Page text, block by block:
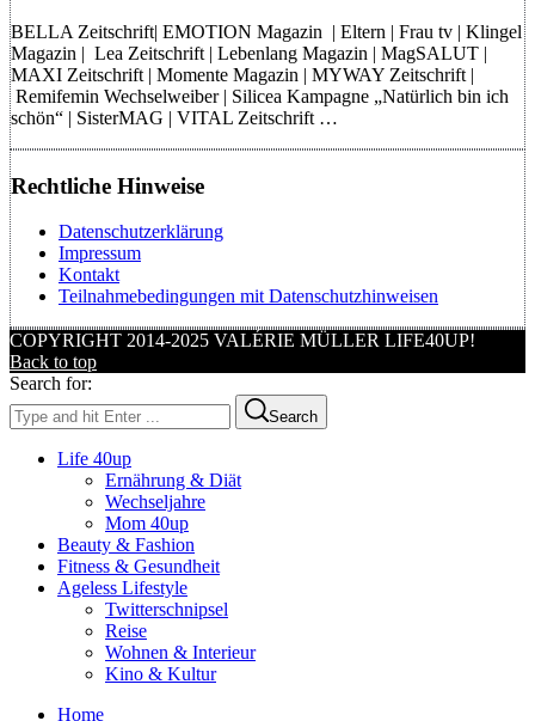
BELLA Zeitschrift| EMOTION Magazin | Eltern | Frau tv | Klingel
Magazin | Lea Zeitschrift | Lebenlang Magazin | MagSALUT |
MAXI Zeitschrift | Momente Magazin | MYWAY Zeitschrift |
Remifemin Wechselweiber | Silicea Kampagne „Natürlich bin ich
schön“ | SisterMAG | VITAL Zeitschrift …
Rechtliche Hinweise
Datenschutzerklärung
Impressum
Kontakt
Teilnahmebedingungen mit Datenschutzhinweisen
COPYRIGHT 2014-2025 VALÉRIE MÜLLER LIFE40UP!
Back to top
Search for:
Search
Life 40up
Ernährung & Diät
Wechseljahre
Mom 40up
Beauty & Fashion
Fitness & Gesundheit
Ageless Lifestyle
Twitterschnipsel
Reise
Wohnen & Interieur
Kino & Kultur
Home